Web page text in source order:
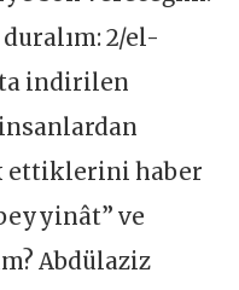
2/el-
indirilen
ettiklerini haber
ve
Abdülaziz